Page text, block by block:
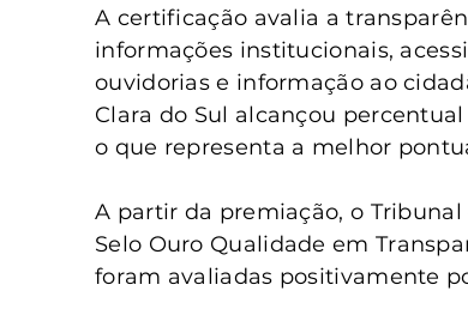
A certificação avalia a
informações institucionais,
ouvidorias e informação ao
Clara do Sul alcançou
o que representa a melhor
A partir da premiação, o
Selo Ouro Qualidade em
foram avaliadas positivamente